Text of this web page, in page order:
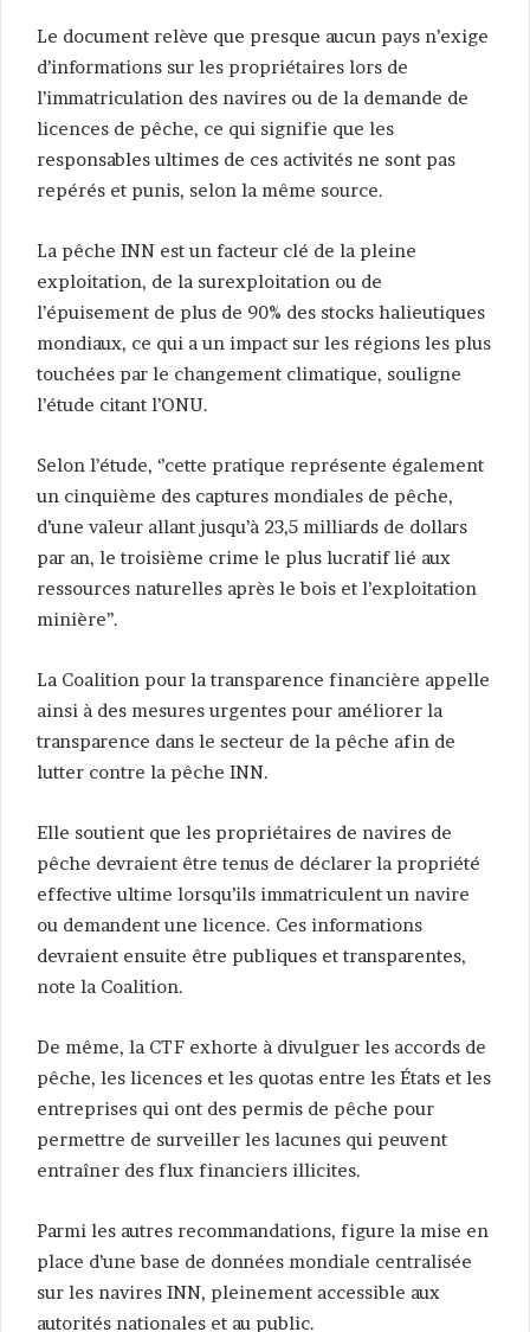
Le document relève que presque aucun pays n’exige
d’informations sur les propriétaires lors de
l’immatriculation des navires ou de la demande de
licences de pêche, ce qui signifie que les
responsables ultimes de ces activités ne sont pas
repérés et punis, selon la même source.
La pêche INN est un facteur clé de la pleine
exploitation, de la surexploitation ou de
l’épuisement de plus de 90% des stocks halieutiques
mondiaux, ce qui a un impact sur les régions les plus
touchées par le changement climatique, souligne
l’étude citant l’ONU.
Selon l’étude, ‘’cette pratique représente également
un cinquième des captures mondiales de pêche,
d’une valeur allant jusqu’à 23,5 milliards de dollars
par an, le troisième crime le plus lucratif lié aux
ressources naturelles après le bois et l’exploitation
minière’’.
La Coalition pour la transparence financière appelle
ainsi à des mesures urgentes pour améliorer la
transparence dans le secteur de la pêche afin de
lutter contre la pêche INN.
Elle soutient que les propriétaires de navires de
pêche devraient être tenus de déclarer la propriété
effective ultime lorsqu’ils immatriculent un navire
ou demandent une licence. Ces informations
devraient ensuite être publiques et transparentes,
note la Coalition.
De même, la CTF exhorte à divulguer les accords de
pêche, les licences et les quotas entre les États et les
entreprises qui ont des permis de pêche pour
permettre de surveiller les lacunes qui peuvent
entraîner des flux financiers illicites.
Parmi les autres recommandations, figure la mise en
place d’une base de données mondiale centralisée
sur les navires INN, pleinement accessible aux
autorités nationales et au public.